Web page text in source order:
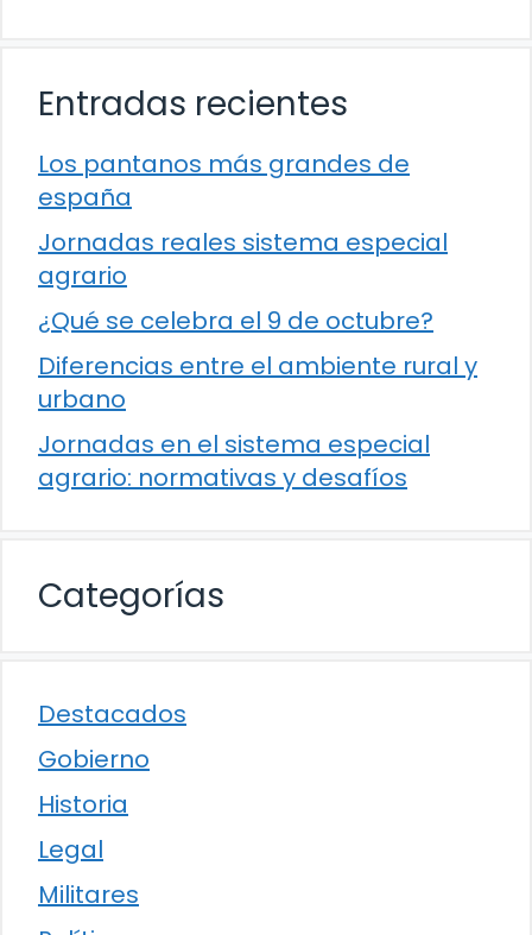
Entradas recientes
Los pantanos más grandes de
españa
Jornadas reales sistema especial
agrario
¿Qué se celebra el 9 de octubre?
Diferencias entre el ambiente rural y
urbano
Jornadas en el sistema especial
agrario: normativas y desafíos
Categorías
Destacados
Gobierno
Historia
Legal
Militares